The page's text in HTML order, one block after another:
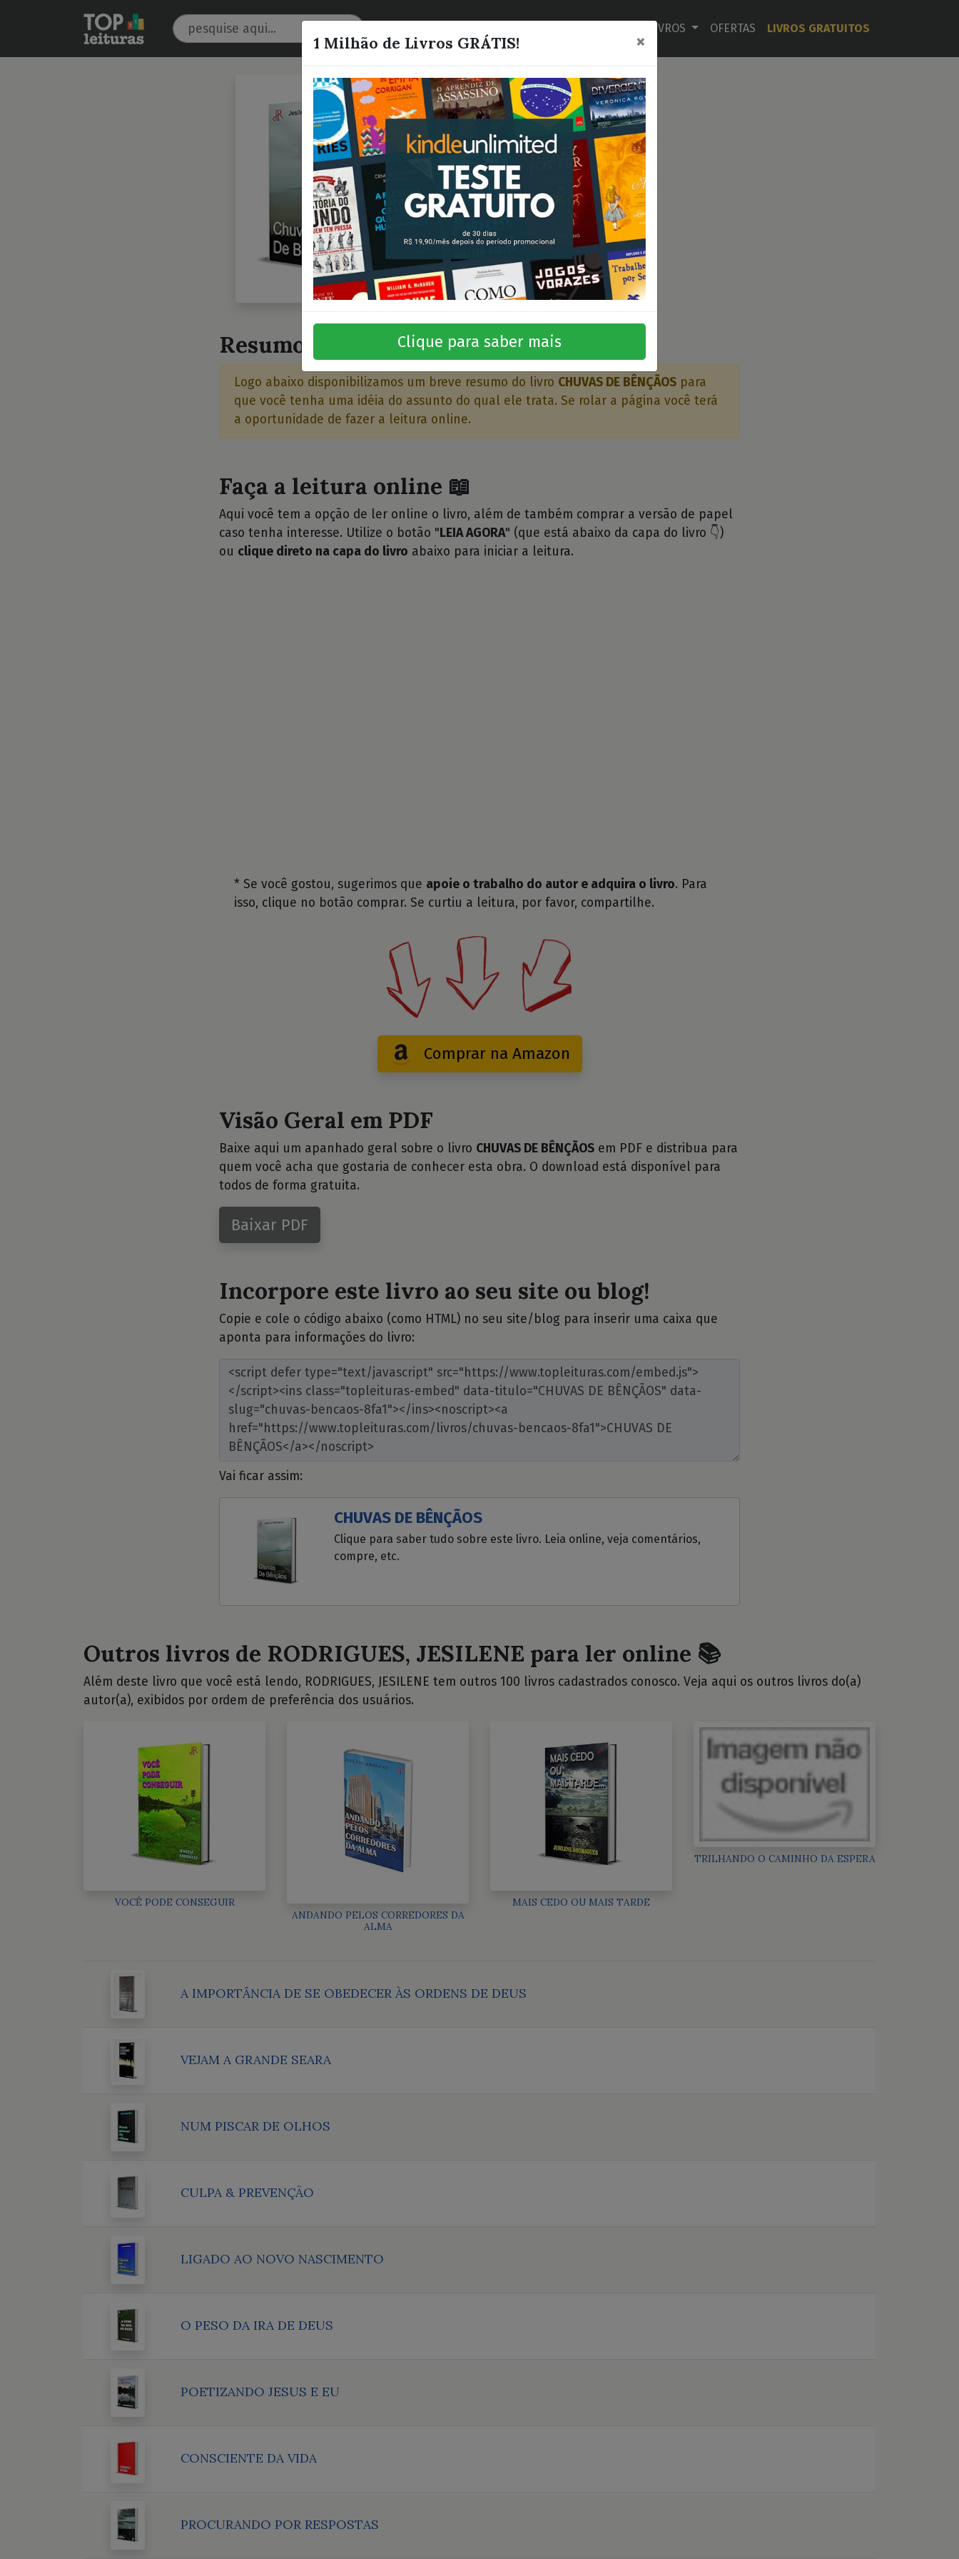
LIVROS OFERTAS LIVROS GRATUITOS
CHUVAS DE
BÊNÇÃOS
RODRIGUES, JESILENE
Quero este livro!
Resumo do livro 🤔
Logo abaixo disponibilizamos um breve resumo do livro CHUVAS DE BÊNÇÃOS para
que você tenha uma idéia do assunto do qual ele trata. Se rolar a página você terá
a oportunidade de fazer a leitura online.
Faça a leitura online 📖
Aqui você tem a opção de ler online o livro, além de também comprar a versão de papel
caso tenha interesse. Utilize o botão " LEIA AGORA" (que está abaixo da capa do livro 👇)
ou clique direto na capa do livro abaixo para iniciar a leitura.
* Se você gostou, sugerimos que apoie o trabalho do autor e adquira o livro. Para
isso, clique no botão comprar. Se curtiu a leitura, por favor, compartilhe.
Comprar na Amazon
Visão Geral em PDF
Baixe aqui um apanhado geral sobre o livro CHUVAS DE BÊNÇÃOS em PDF e distribua para
quem você acha que gostaria de conhecer esta obra. O download está disponível para
todos de forma gratuita.
Baixar PDF
Incorpore este livro ao seu site ou blog!
Copie e cole o código abaixo (como HTML) no seu site/blog para inserir uma caixa que
aponta para informações do livro:
Vai ficar assim:
CHUVAS DE BÊNÇÃOS
Clique para saber tudo sobre este livro. Leia online, veja comentários,
compre, etc.
Outros livros de RODRIGUES, JESILENE para ler online 📚
Além deste livro que você está lendo, RODRIGUES, JESILENE tem outros 100 livros cadastrados conosco. Veja aqui os outros livros do(a)
autor(a), exibidos por ordem de preferência dos usuários.
VOCÊ PODE CONSEGUIR
ANDANDO PELOS CORREDORES DA
ALMA
MAIS CEDO OU MAIS TARDE
TRILHANDO O CAMINHO DA ESPERA
A IMPORTÂNCIA DE SE OBEDECER ÀS ORDENS DE DEUS
VEJAM A GRANDE SEARA
NUM PISCAR DE OLHOS
CULPA & PREVENÇÃO
LIGADO AO NOVO NASCIMENTO
O PESO DA IRA DE DEUS
POETIZANDO JESUS E EU
CONSCIENTE DA VIDA
PROCURANDO POR RESPOSTAS
1 Milhão de Livros GRÁTIS! ×
Clique para saber mais